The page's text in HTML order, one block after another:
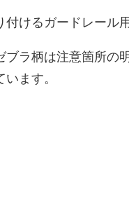
付けるガードレー
ブラ柄は注意箇所
ます。